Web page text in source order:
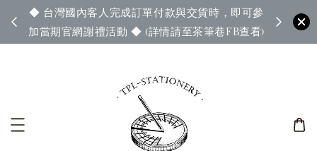
◆ 台灣國內客人完成訂單付款與交貨時，即可參
加當期官網謝禮活動 ◆ (詳情請至茶筆巷FB查看)
◆ 官